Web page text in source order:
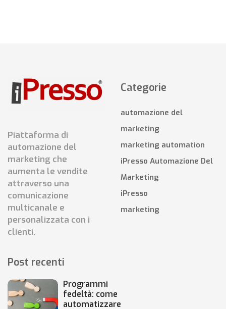
Piattaforma di
automazione del
marketing che
aumenta le vendite
attraverso una
comunicazione
multicanale e
personalizzata con i
clienti.
Categorie
automazione del
marketing
marketing automation
iPresso Automazione Del
Marketing
iPresso
marketing
Post recenti
Programmi
fedeltà: come
automatizzare